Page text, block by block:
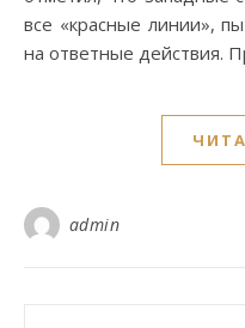
все «красные линии»,
на ответные действия.
admin